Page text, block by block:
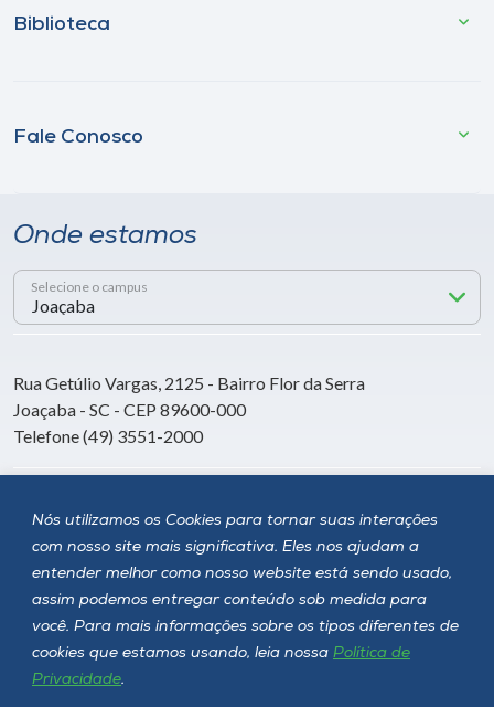
Nós utilizamos os Cookies para tornar suas interações
com nosso site mais significativa. Eles nos ajudam a
entender melhor como nosso website está sendo usado,
assim podemos entregar conteúdo sob medida para
você. Para mais informações sobre os tipos diferentes de
cookies que estamos usando, leia nossa Política de
Privacidade.
Biblioteca
Fale Conosco
Onde estamos
Selecione o campus
Rua Getúlio Vargas, 2125 - Bairro Flor da Serra
Joaçaba - SC - CEP 89600-000
Telefone (49) 3551-2000
Siga a Unoesc